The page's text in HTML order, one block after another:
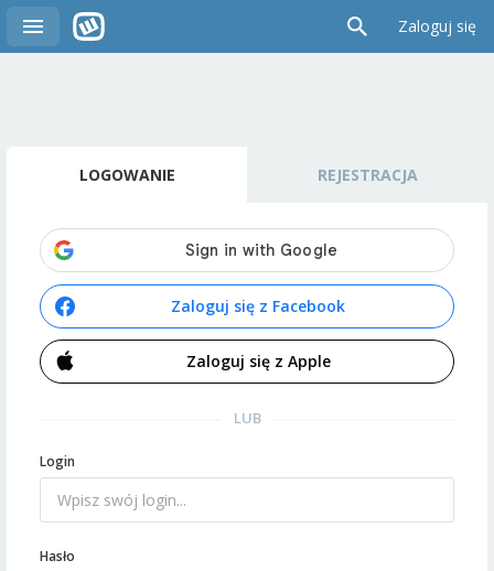
Zaloguj się
LOGOWANIE REJESTRACJA
Zaloguj się z Facebook
Zaloguj się z Apple
LUB
Login
Hasło